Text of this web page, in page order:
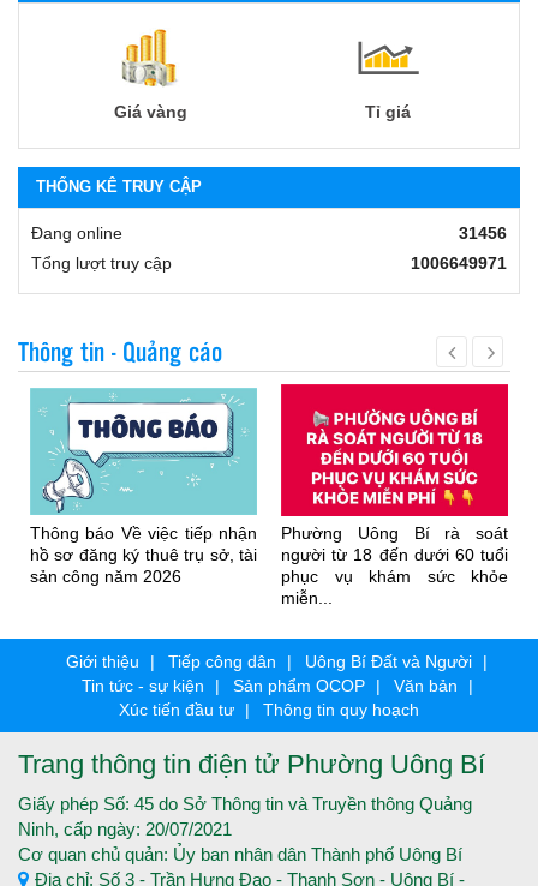
Giá vàng Tỉ giá
THỐNG KÊ TRUY CẬP
Đang online
31456
Tổng lượt truy cập
1006649971
Thông tin - Quảng cáo
Thông báo Về việc tiếp nhận
hồ sơ đăng ký thuê trụ sở, tài
sản công năm 2026
Phường Uông Bí rà soát
người từ 18 đến dưới 60 tuổi
phục vụ khám sức khỏe
miễn...
Giới thiệu Tiếp công dân
Uông Bí Đất và Người
Tin tức - sự kiện
Sản phẩm OCOP
Văn bản
Xúc tiến đầu tư
Thông tin quy hoạch
Trang thông tin điện tử Phường Uông Bí
Giấy phép Số: 45 do Sở Thông tin và Truyền thông Quảng
Ninh, cấp ngày: 20/07/2021
Cơ quan chủ quản: Ủy ban nhân dân Thành phố Uông Bí
Địa chỉ: Số 3 - Trần Hưng Đạo - Thanh Sơn - Uông Bí -